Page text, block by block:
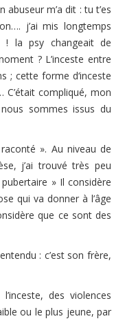
m’a dit : tu t’es
j’ai mis longtemps
! la psy changeait de
? L’inceste entre
; cette forme d‘inceste
C’était compliqué, mon
sommes issus du
». Au niveau de
j’ai trouvé très peu
» Il considère
qui va donner à l’âge
que ce sont des
: c’est son frère,
des violences
ou le plus jeune, par